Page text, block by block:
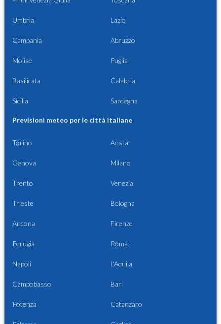
Umbria Lazio
Campania Abruzzo
Molise Puglia
Basilicata Calabria
Sicilia Sardegna
Previsioni meteo per le città italiane
Torino Aosta
Genova Milano
Trento Venezia
Trieste Bologna
Ancona Firenze
Perugia Roma
Napoli L'Aquila
Campobasso Bari
Potenza Catanzaro